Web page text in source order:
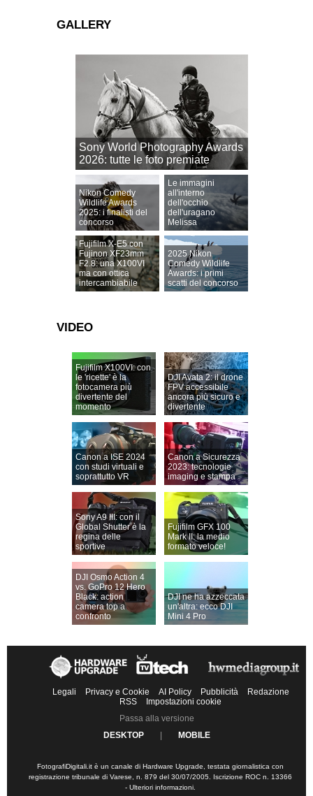
GALLERY
Sony World Photography Awards
2026: tutte le foto premiate
Nikon Comedy
Wildlife Awards
2025: i finalisti del
concorso
Le immagini
all'interno
dell'occhio
dell'uragano
Melissa
Fujifilm X-E5 con
Fujinon XF23mm
F2.8: una X100VI
ma con ottica
intercambiabile
2025 Nikon
Comedy Wildlife
Awards: i primi
scatti del concorso
VIDEO
Fujifilm X100VI: con
le 'ricette' è la
fotocamera più
divertente del
momento
DJI Avata 2: il drone
FPV accessibile
ancora più sicuro e
divertente
Canon a ISE 2024
con studi virtuali e
soprattutto VR
Canon a Sicurezza
2023: tecnologie
imaging e stampa
Sony A9 III: con il
Global Shutter è la
regina delle
sportive
Fujifilm GFX 100
Mark II: la medio
formato veloce!
DJI Osmo Action 4
vs. GoPro 12 Hero
Black: action
camera top a
confronto
DJI ne ha azzeccata
un'altra: ecco DJI
Mini 4 Pro
Legali Privacy e Cookie AI Policy Pubblicità
Redazione
RSS
Impostazioni cookie
Passa alla versione
DESKTOP
| MOBILE
FotografiDigitali.it è un canale di Hardware Upgrade, testata giornalistica con
registrazione tribunale di Varese, n. 879 del 30/07/2005. Iscrizione ROC n. 13366
- Ulteriori informazioni.